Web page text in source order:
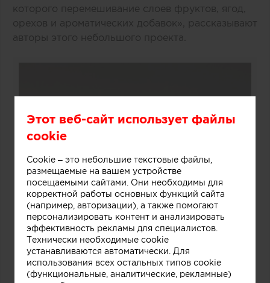
которого перемешивание слоев фруктов, ягод,
орехов и ароматических добавок», рассказывают
авторы этого небольшого проекта.
Этот веб-сайт использует файлы
cookie
Cookie – это небольшие текстовые файлы,
размещаемые на вашем устройстве
посещаемыми сайтами. Они необходимы для
корректной работы основных функций сайта
(например, авторизации), а также помогают
персонализировать контент и анализировать
эффективность рекламы для специалистов.
Технически необходимые cookie
устанавливаются автоматически. Для
использования всех остальных типов cookie
(функциональные, аналитические, рекламные)